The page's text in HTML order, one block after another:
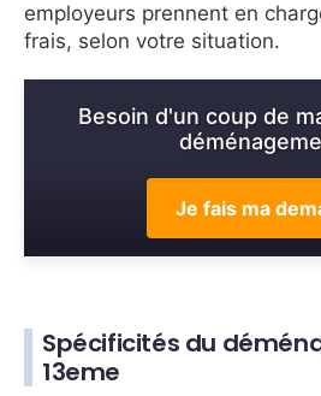
employeurs prennent en
frais, selon votre situation.
Besoin d'un coup de
Je fais ma
Spécificités du
13eme